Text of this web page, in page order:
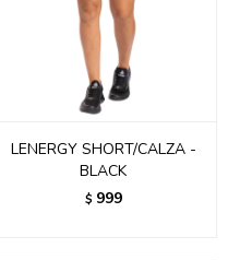
LENERGY SHORT/CALZA -
BLACK
$ 999